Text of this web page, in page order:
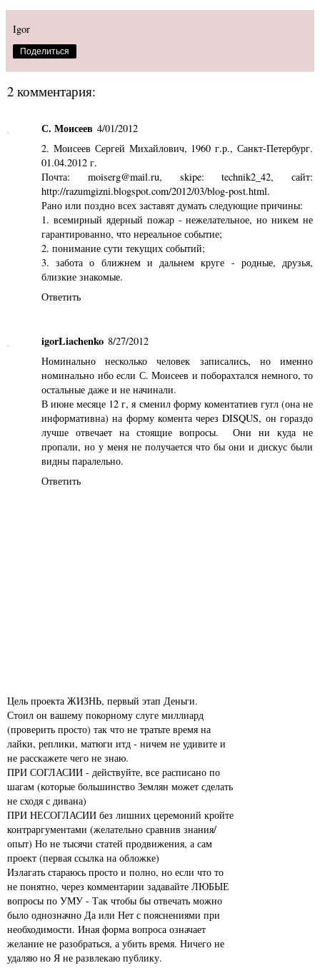
Igor
Поделиться
2 комментария:
С. Моисеев 4/01/2012
2. Моисеев Сергей Михайлович, 1960 г.р., Санкт-Петербург.
01.04.2012 г.
Почта: moiserg@mail.ru, skipe: technik2_42, сайт:
http://razumgizni.blogspot.com/2012/03/blog-post.html.
Рано или поздно всех заставят думать следующие причины:
1. всемирный ядерный пожар - нежелательное, но никем не
гарантированно, что нереальное событие;
2. понимание сути текущих событий;
3. забота о ближнем и дальнем круге - родные, друзья,
близкие знакомые.
Ответить
igorLiachenko 8/27/2012
Номинально несколько человек записались, но именно
номинально ибо если С. Моисеев и поборахтался немного, то
остальные даже и не начинали.
В июне месяце 12 г, я сменил форму коментатиев гугл (она не
информативна) на форму комента через DISQUS, он гораздо
лучше отвечает на стоящие вопросы. Они ни куда не
пропали, но у меня не получается что бы они и дискус были
видны паралельно.
Ответить
Цель проекта ЖИЗНЬ, первый этап Деньги.
Стоил он вашему покорному слуге миллиард
(проверить просто) так что не тратьте время на
лайки, реплики, матюги итд - ничем не удивите и
не расскажете чего не знаю.
ПРИ СОГЛАСИИ - действуйте, все расписано по
шагам (которые большинство Землян может сделать
не сходя с дивана)
ПРИ НЕСОГЛАСИИ без лишних церемоний кройте
контраргументами (желательно сравнив знания/
опыт) Но не тысячи статей продвижения, а сам
проект (первая ссылка на обложке)
Излагать стараюсь просто и полно, но если что то
не понятно, через комментарии задавайте ЛЮБЫЕ
вопросы по УМУ - Так чтобы бы отвечать можно
было однозначно Да или Нет с пояснениями при
необходимости. Иная форма вопроса означает
желание не разобраться, а убить время. Ничего не
удаляю но Я не развлекаю публику.